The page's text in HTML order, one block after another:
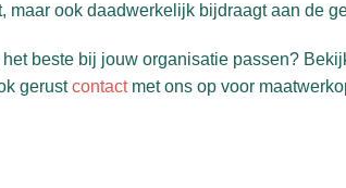
ook daadwerkelijk bijdraagt aan de
beste bij jouw organisatie passen?
gerustcontactmet ons op voor